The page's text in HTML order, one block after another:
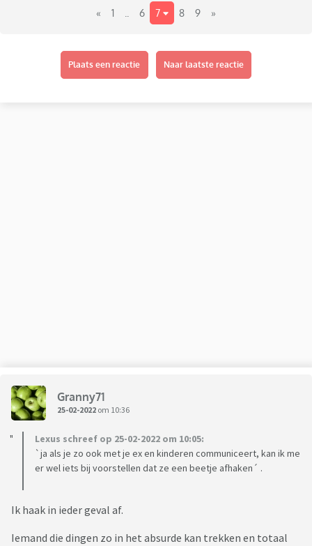
« 1 6 7 8 9 »
Plaats een reactie Naar laatste reactie
Granny71
25-02-2022 om 10:36
Lexus schreef op 25-02-2022 om 10:05:
`ja als je zo ook met je ex en kinderen communiceert, kan ik me
er wel iets bij voorstellen dat ze een beetje afhaken´ .
Ik haak in ieder geval af.
Iemand die dingen zo in het absurde kan trekken en totaal